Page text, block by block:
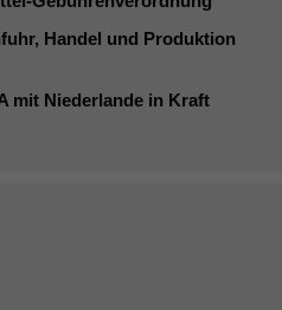
Handel und Produktion
mit Niederlande in Kraft